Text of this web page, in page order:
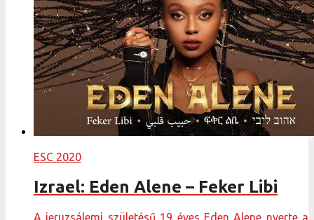
ESC 2020
Izrael: Eden Alene – Feker Libi
A jeruzsálemi születésű 19 éves Eden Alene nyerte a